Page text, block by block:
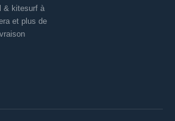
& kitesurf à
et plus de